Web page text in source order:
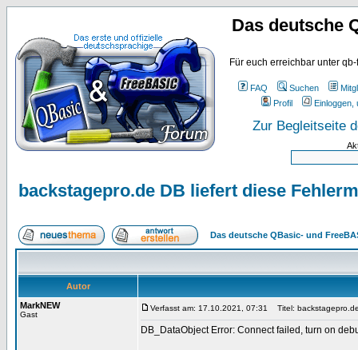
Das deutsche
Für euch erreichbar unter
FAQ Suchen
Profil
Einloggen,
Zur Begleitseite
backstagepro.de DB liefert diese
Das deutsche QBasic- und
Autor
MarkNEW
Gast
Verfasst am: 17.10.2021, 07:31 Titel:
DB_DataObject Error: Connect failed, turn on